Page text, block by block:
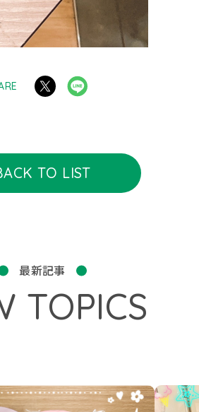
TO LIST
最新記事
TOPICS